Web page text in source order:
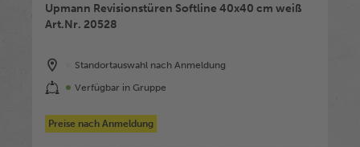
Upmann Revisionstüren Softline 40x40 cm weiß
Art.Nr. 20528
Standortauswahl nach Anmeldung
Verfügbar in Gruppe
Preise nach Anmeldung